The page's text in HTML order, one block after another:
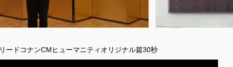
リードコナンCMヒューマニティオリジナル篇30秒